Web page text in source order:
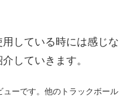
している時には感じな
していきます。
ーです。他のトラックボール